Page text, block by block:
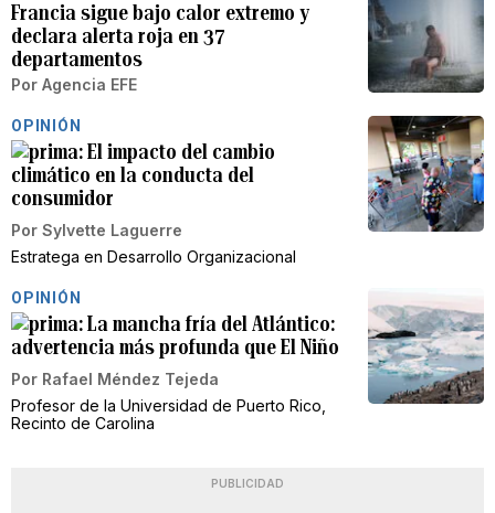
Francia sigue bajo calor extremo y
declara alerta roja en 37
departamentos
Por Agencia EFE
OPINIÓN
El impacto del cambio
climático en la conducta del
consumidor
Por Sylvette Laguerre
Estratega en Desarrollo Organizacional
OPINIÓN
La mancha fría del Atlántico:
advertencia más profunda que El Niño
Por Rafael Méndez Tejeda
Profesor de la Universidad de Puerto Rico,
Recinto de Carolina
PUBLICIDAD